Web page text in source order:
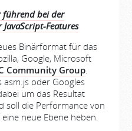
führend bei der
Features
Binärformat für das
Google, Microsoft
Community Group.
asm.js oder Googles
um das Resultat
soll die Performance von
neue Ebene heben.